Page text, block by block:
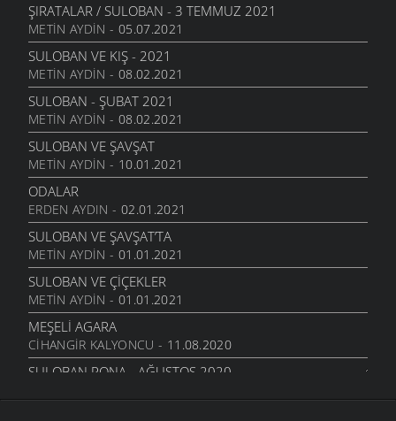
ŞIRATALAR / SULOBAN - 3 TEMMUZ 2021
METIN AYDIN - 05.07.2021
SULOBAN VE KIŞ - 2021
METIN AYDIN - 08.02.2021
SULOBAN - ŞUBAT 2021
METIN AYDIN - 08.02.2021
SULOBAN VE ŞAVŞAT
METIN AYDIN - 10.01.2021
ODALAR
ERDEN AYDIN - 02.01.2021
SULOBAN VE ŞAVŞAT’TA
METIN AYDIN - 01.01.2021
SULOBAN VE ÇIÇEKLER
METIN AYDIN - 01.01.2021
MEŞELI AGARA
CIHANGIR KALYONCU - 11.08.2020
SULOBAN PONA - AĞUSTOS 2020